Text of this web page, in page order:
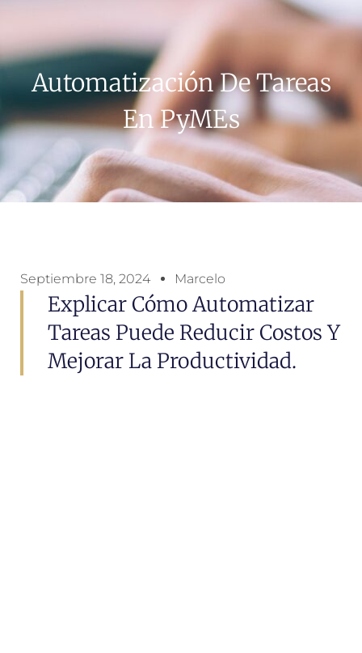
Automatización De Tareas
En PyMEs
Septiembre 18, 2024 Marcelo
Explicar Cómo Automatizar
Tareas Puede Reducir Costos Y
Mejorar La Productividad.